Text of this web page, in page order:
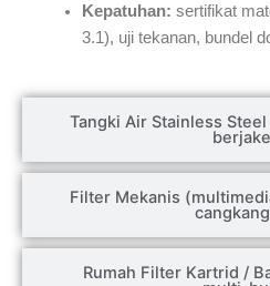
Tangki Air Stainless
Filter Mekanis
Rumah Filter Kartrid /
Kepatuhan: sertifikat
3.1), uji tekanan, bundel